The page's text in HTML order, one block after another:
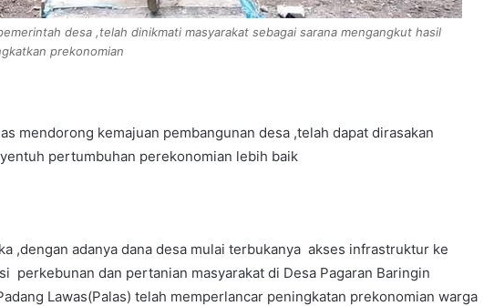
desa ,telah dinikmati masyarakat sebagai sarana mengangkut hasil
prekonomian
mendorong kemajuan pembangunan desa ,telah dapat dirasakan
pertumbuhan perekonomian lebih baik
,dengan adanya dana desa mulai terbukanya akses infrastruktur ke
perkebunan dan pertanian masyarakat di Desa Pagaran Baringin
Lawas(Palas) telah memperlancar peningkatan prekonomian warga